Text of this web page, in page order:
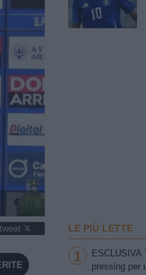
tweet LE PIÙ LETTE
1
ESCLUSIVA
pressing per